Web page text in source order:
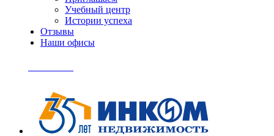
Учебный центр
Истории успеха
Отзывы
Наши офисы